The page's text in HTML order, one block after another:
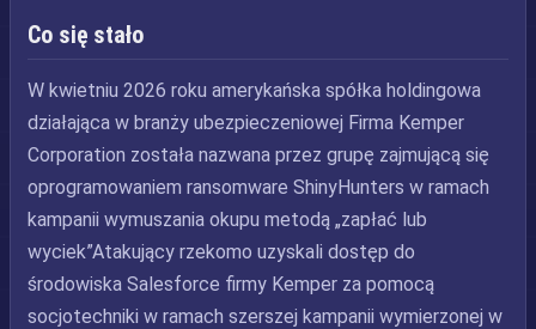
Co się stało
W kwietniu 2026 roku amerykańska spółka holdingowa
działająca w branży ubezpieczeniowej Firma Kemper
Corporation została nazwana przez grupę zajmującą się
oprogramowaniem ransomware ShinyHunters w ramach
kampanii wymuszania okupu metodą „zapłać lub
wyciek”Atakujący rzekomo uzyskali dostęp do
środowiska Salesforce firmy Kemper za pomocą
socjotechniki w ramach szerszej kampanii wymierzonej w